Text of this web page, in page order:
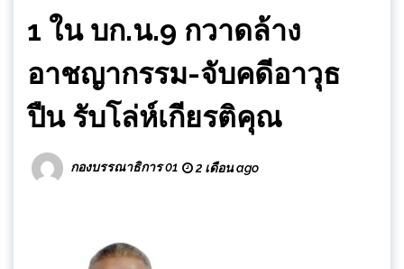
1 ใน บก.น.9 กวาดล้าง
อาชญากรรม-จับคดีอาวุธ
ปืน รับโล่ห์เกียรติคุณ
กองบรรณาธิการ 01 2 เดือน ago